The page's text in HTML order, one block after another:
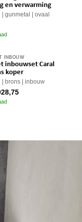
en verwarming
gunmetal ovaal
INBOUW
inbouwset Caral
koper
brons inbouw